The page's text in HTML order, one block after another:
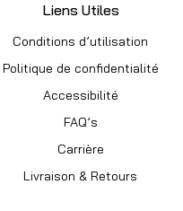
Liens Utiles
Conditions d’utilisation
Politique de confidentialité
Accessibilité
FAQ’s
Carrière
Livraison & Retours